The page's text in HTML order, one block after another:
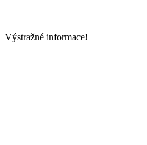
Výstražné informace!